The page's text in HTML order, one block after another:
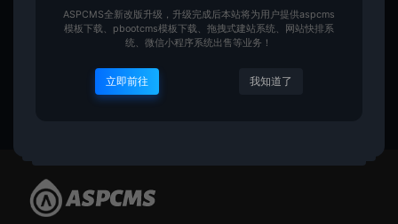
Pbootcms网赚项目网站模板
yuanmeng
ASPCMS全新改版升级，升级完成后本站将为用户提供aspcms
模板下载、pbootcms模板下载、拖拽式建站系统、网站快排系
统、微信小程序系统出售等业务！
立即前往 我知道了